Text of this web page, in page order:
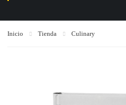
Inicio Tienda Culinary